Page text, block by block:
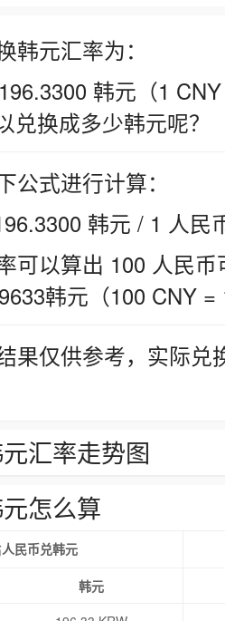
韩元汇率为：
韩元（1
兑换成多少韩元呢？
公式进行计算：
韩元 / 1 人民
可以算出 100 人民
韩元（100 CNY =
果仅供参考，实际
汇率走势图
怎么算
人民币兑韩元
韩元